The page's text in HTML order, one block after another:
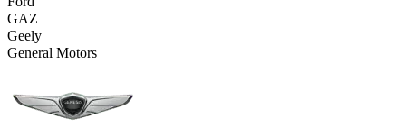
GAZ
Geely
General Motors